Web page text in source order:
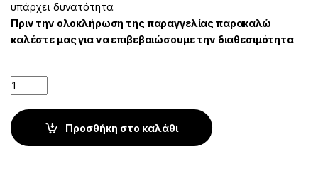
υπάρχει δυνατότητα.
Πριν την ολοκλήρωση της παραγγελίας παρακαλώ
καλέστε μας για να επιβεβαιώσουμε την διαθεσιμότητα
Quantity
Προσθήκη στο καλάθι